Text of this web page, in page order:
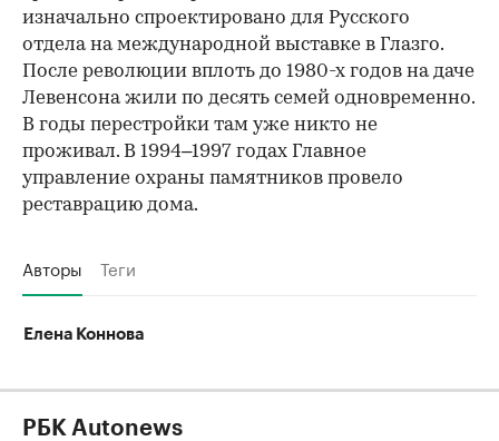
изначально спроектировано для Русского
отдела на международной выставке в Глазго.
После революции вплоть до 1980-х годов на даче
Левенсона жили по десять семей одновременно.
В годы перестройки там уже никто не
проживал. В 1994–1997 годах Главное
управление охраны памятников провело
реставрацию дома.
Авторы Теги
Елена Коннова
РБК Autonews